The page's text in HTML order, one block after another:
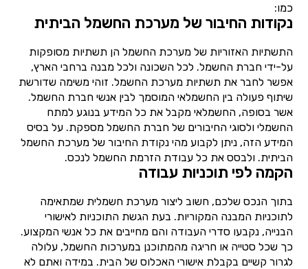
כמו:
נקודות החיבור של מערכת החשמל הביתית
התשתיות האזוריות של מערכת החשמל הן תשתיות מסופקות
על-ידי חברת החשמל. לכל השכונה ולכל מבנה ברחבי הארץ,
אפשר לחבר את תשתיות מערכת החשמל. זוהי משימה שדורשת
שיתוף פעולה בין החשמלאי המוסמך לבין אנשי חברת החשמל.
אשר בסופה, החשמלאי מקבל את כל המידע בנוגע למתח
החשמלי ולסוגי החיבורים של חברת החשמל מספקת. על בסיס
המידע הזה, ניתן לקבוע מהי נקודת החיבור של מערכת החשמל
הביתית. ולבסס את כל עבודת הזרמת החשמל לנכס.
הקמה לפי תוכניות עבודה
בתוך הנכס שלכם, חשוב ליצור מערכת חשמלית שמתאימה
לתוכניות המבנה המקוריות. בעת הגשת התוכניות לאישורי
הבנייה, נקבעו סדרי העבודה והם מחייבים את כל אנשי המקצוע.
כך שכל סטייה או חריגה מהמתוכנן במערכות החשמל, עלולה
לגרור קשיים בקבלת אישורי האכלוס של הבית. במידה ואתם לא